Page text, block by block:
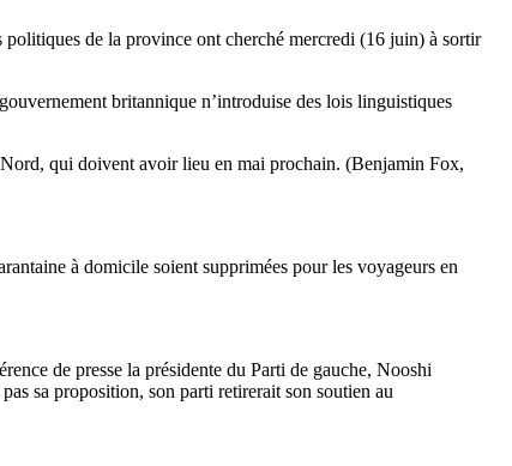
de la province ont cherché mercredi (16 juin) à sortir
britannique n’introduise des lois linguistiques
qui doivent avoir lieu en mai prochain. (Benjamin Fox,
à domicile soient supprimées pour les voyageurs en
de presse la présidente du Parti de gauche, Nooshi
sa proposition, son parti retirerait son soutien au